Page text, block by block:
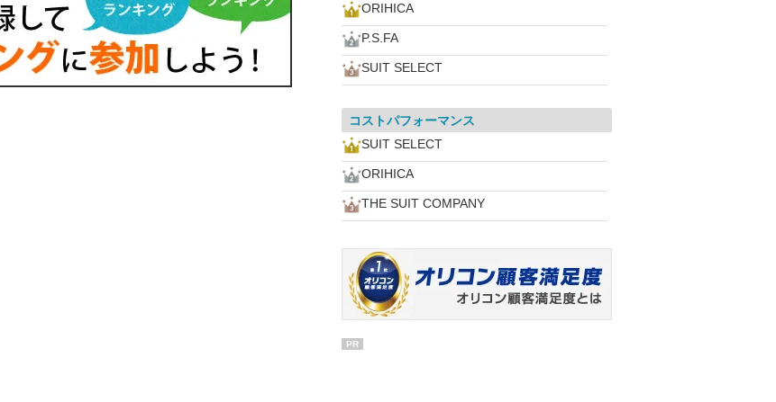
ORIHICA
P.S.FA
SUIT SELECT
コストパフォーマンス
SUIT SELECT
ORIHICA
THE SUIT COMPANY
PR